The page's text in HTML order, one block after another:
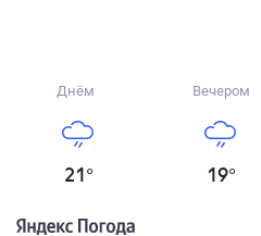
Днём
21 °
Вечером
19°